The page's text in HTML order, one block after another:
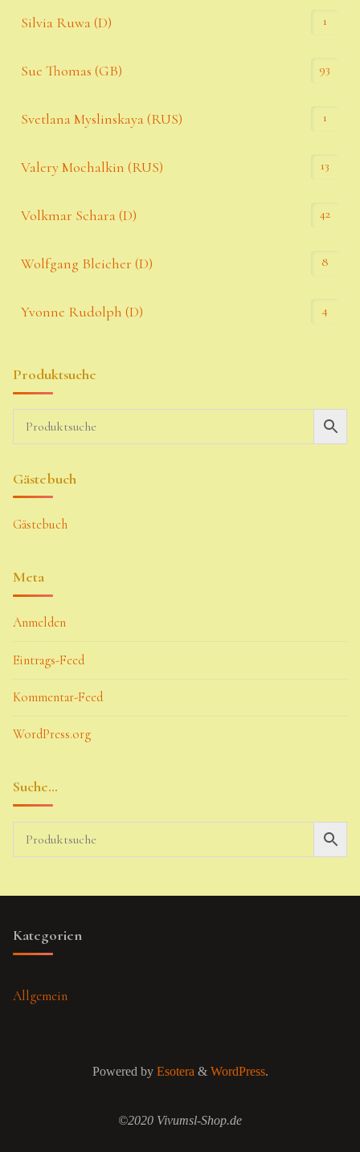
Silvia Ruwa (D) 1
Sue Thomas (GB) 93
Svetlana Myslinskaya (RUS) 1
Valery Mochalkin (RUS) 13
Volkmar Schara (D) 42
Wolfgang Bleicher (D) 8
Yvonne Rudolph (D) 4
Produktsuche
Gästebuch
Gästebuch
Meta
Anmelden
Eintrags-Feed
Kommentar-Feed
WordPress.org
Suche…
Kategorien
Allgemein
Powered byEsotera& WordPress.
©2020 Vivumsl-Shop.de